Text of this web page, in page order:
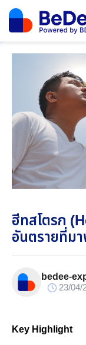
ฮีทสโตรก
อันตรายที่ม
bedee-
23/04/
Key Highlight